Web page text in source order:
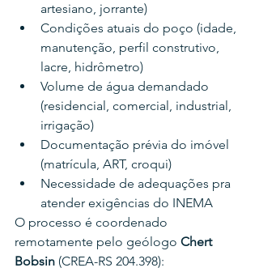
artesiano, jorrante)
Condições atuais do poço (idade,
manutenção, perfil construtivo,
lacre, hidrômetro)
Volume de água demandado
(residencial, comercial, industrial,
irrigação)
Documentação prévia do imóvel
(matrícula, ART, croqui)
Necessidade de adequações pra
atender exigências do INEMA
O processo é coordenado
remotamente pelo geólogo Chert
Bobsin (CREA-RS 204.398):